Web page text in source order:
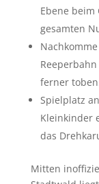
Ebene
gesamten
ferner
Spielplatz
Kleinkinder
das
Mitten